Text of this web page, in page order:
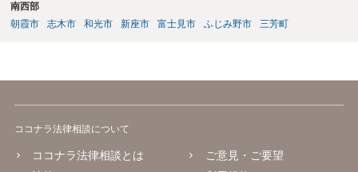
南西部
朝霞市
志木市 和光市 新座市 富士見市 ふじみ野市 三芳町
ココナラ法律相談について
ココナラ法律相談とは
ご意見・ご要望